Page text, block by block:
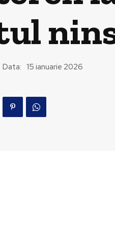
Data: 15 ianuarie 2026